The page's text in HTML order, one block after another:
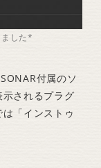
した*
付属のソ
されるプラグ
「インストゥ